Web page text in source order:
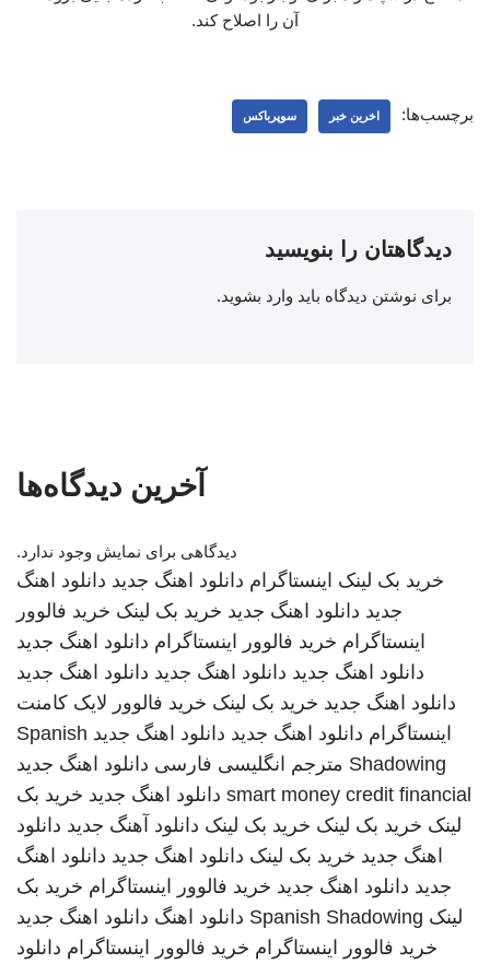
آن را اصلاح کند.
برچسب‌ها: اخرین خبر سوپرباکس
دیدگاهتان را بنویسید
برای نوشتن دیدگاه باید وارد بشوید.
آخرین دیدگاه‌ها
دیدگاهی برای نمایش وجود ندارد.
خرید بک لینک اینستاگرام دانلود اهنگ جدید دانلود اهنگ
جدید دانلود اهنگ جدید خرید بک لینک خرید فالوور
اینستاگرام خرید فالوور اینستاگرام دانلود اهنگ جدید
دانلود اهنگ جدید دانلود اهنگ جدید دانلود اهنگ جدید
دانلود اهنگ جدید خرید بک لینک خرید فالوور لایک کامنت
اینستاگرام دانلود اهنگ جدید دانلود اهنگ جدید Spanish
Shadowing مترجم انگلیسی فارسی دانلود اهنگ جدید
smart money credit financial دانلود اهنگ جدید خرید بک
لینک خرید بک لینک خرید بک لینک دانلود آهنگ جدید دانلود
اهنگ جدید خرید بک لینک دانلود اهنگ جدید دانلود اهنگ
جدید دانلود اهنگ جدید خرید فالوور اینستاگرام خرید بک
لینک Spanish Shadowing دانلود اهنگ دانلود اهنگ جدید
خرید فالوور اینستاگرام خرید فالوور اینستاگرام دانلود